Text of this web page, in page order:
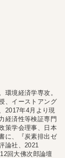
環境経済学専攻。
、イーストアング
2017年4月より現
経済性等検証専門
策学会理事、日本
に、『炭素排出ゼ
論社、2021
回大佛次郎論壇